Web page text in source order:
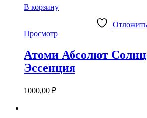
В корзину
Отложить
Просмотр
Атоми Абсолют
Эссенция
1000,00 ₽